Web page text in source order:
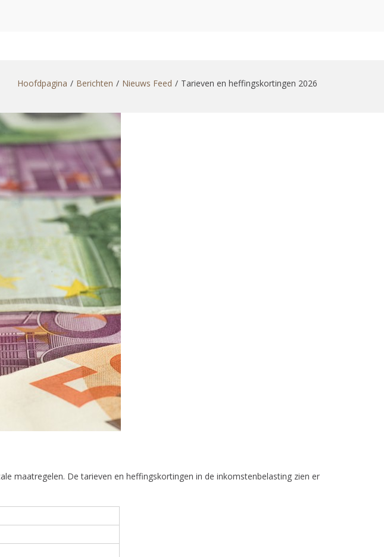
Hoofdpagina Berichten Nieuws Feed Tarieven en heffingskortingen 2026
maatregelen. De tarieven en heffingskortingen in de inkomstenbelasting zien er